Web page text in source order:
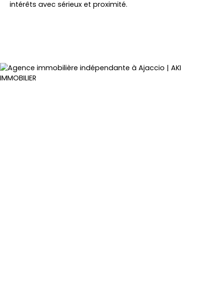
intérêts avec sérieux et proximité.